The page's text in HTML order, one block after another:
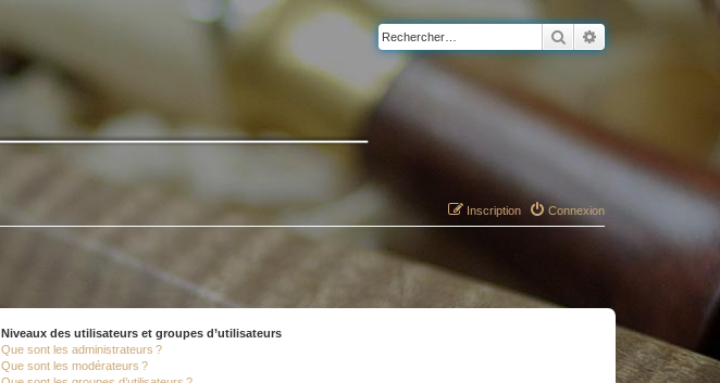
Rechercher
Connexion
Inscription
Niveaux des utilisateurs et groupes d’utilisateurs
Que sont les administrateurs ?
Que sont les modérateurs ?